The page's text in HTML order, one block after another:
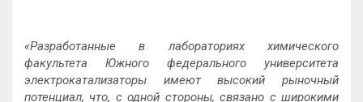
«Разработанные в лабораториях химического
факультета Южного федерального университета
электрокатализаторы имеют высокий рыночный
потенциал, что, с одной стороны, связано с широкими